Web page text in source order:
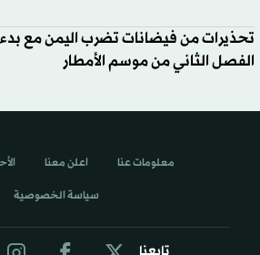
تحذيرات من فيضانات تضرب اليمن مع بدء
الفصل الثاني من موسم الأمطار
معلومات عنا اعلن معنا
سياسة الخصوصية